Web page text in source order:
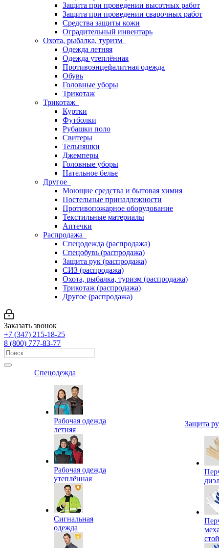
Защита при проведении высотных работ
Защита при проведении сварочных работ
Средства защиты кожи
Оградительный инвентарь
Охота, рыбалка, туризм
Одежда летняя
Одежда утеплённая
Противоэнцефалитная одежда
Обувь
Головные уборы
Трикотаж
Трикотаж
Куртки
Футболки
Рубашки поло
Свитеры
Тельняшки
Джемперы
Головные уборы
Нательное белье
Другое
Моющие средства и бытовая химия
Постельные принадлежности
Противопожарное оборудование
Текстильные материалы
Аптечки
Распродажа
Спецодежда (распродажа)
Спецобувь (распродажа)
Защита рук (распродажа)
СИЗ (распродажа)
Охота, рыбалка, туризм (распродажа)
Трикотаж (распродажа)
Другое (распродажа)
Заказать звонок
+7 (347) 215-18-25
8 (800) 777-83-77
Спецодежда
Рабочая одежда
летняя
Рабочая одежда
утеплённая
Сигнальная
одежда
Защита